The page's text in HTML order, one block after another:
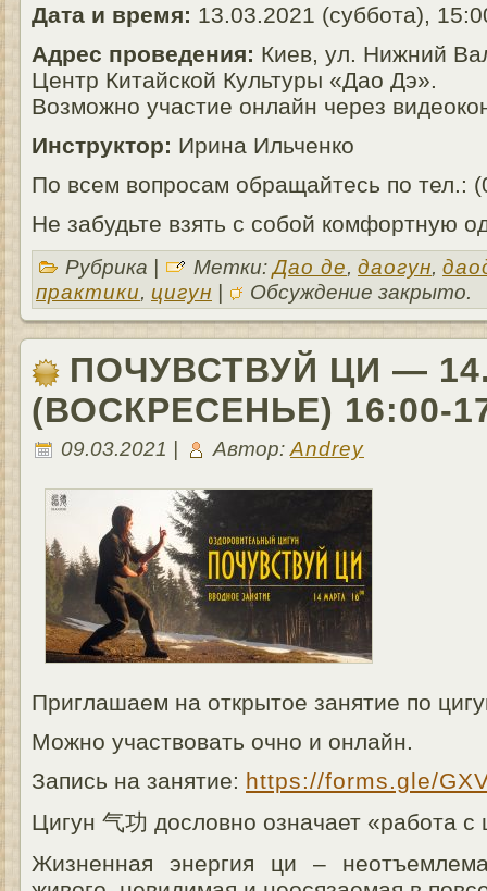
Дата и время: 13.03.2021 (суббота),
Адрес проведения: Киев, ул. Нижний
Центр Китайской Культуры «Дао Дэ».
Возможно участие онлайн через
Инструктор: Ирина Ильченко
По всем вопросам обращайтесь по тел.:
Не забудьте взять с собой комфортную
Рубрика | Метки:Дао де, даогун,
практики, цигун | Обсуждение закрыто.
ПОЧУВСТВУЙ ЦИ —
(ВОСКРЕСЕНЬЕ) 16:00-
09.03.2021 | Автор: Andrey
Приглашаем на открытое занятие по
Можно участвовать очно и онлайн.
Запись на занятие: https://forms.gle/
Цигун 气功 дословно означает «работа с
Жизненная энергия ци –